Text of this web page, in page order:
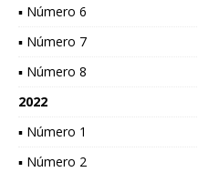
▪ Número 6
▪ Número 7
▪ Número 8
2022
▪ Número 1
▪ Número 2